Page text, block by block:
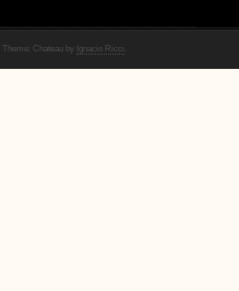
Theme: Chateau by Ignacio Ricci